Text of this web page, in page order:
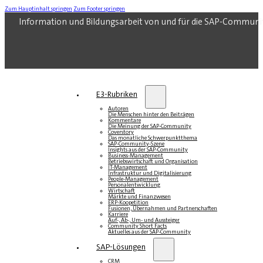
Zum Hauptinhalt springen Zum Footer springen
Information und Bildungsarbeit von und für die SAP-
E3-Rubriken
Autoren
Die Menschen hinter den Beiträgen
Kommentare
Die Meinung der SAP-Community
Coverstory
Das monatliche Schwerpunktthema
SAP-Community-Szene
Insights aus der SAP-Community
Business-Management
Betriebswirtschaft und Organisation
IT-Management
Infrastruktur und Digitalisierung
People-Management
Personalentwicklung
Wirtschaft
Märkte und Finanzwesen
ERP-Koopetition
Fusionen, Übernahmen und Partnerschaften
Karriere
Auf-, Ab-, Um- und Aussteiger
Community Short Facts
Aktuelles aus der SAP-Community
SAP-Lösungen
CRM